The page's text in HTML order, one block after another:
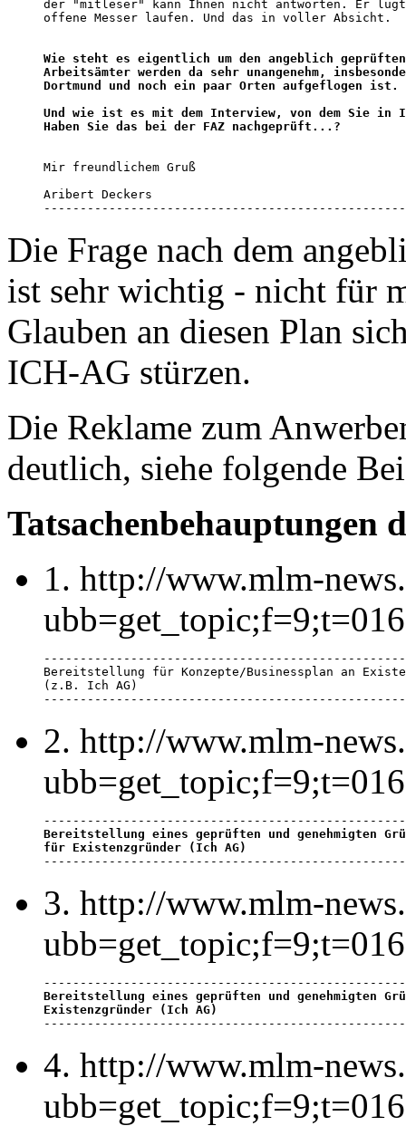
der "mitleser" kann Ihnen nicht antworten. Er
offene Messer laufen. Und das in voller Absicht.
Wie steht es eigentlich um den angeblich
Arbeitsämter werden da sehr unangenehm,
Dortmund und noch ein paar Orten aufgeflogen ist.
Und wie ist es mit dem Interview, von dem Sie in
Haben Sie das bei der FAZ nachgeprüft...?
Mir freundlichem Gruß
Aribert Deckers
Die Frage nach dem
ist sehr wichtig - nicht für
Glauben an diesen Plan
ICH-AG stürzen.
Die Reklame zum
deutlich, siehe folgende
Tatsachenbehauptungen
1. http://www.mlm-
Bereitstellung für Konzepte/Businessplan an
(z.B. Ich AG)
2. http://www.mlm-
Bereitstellung eines geprüften und genehmigten
für Existenzgründer (Ich AG)
3. http://www.mlm-
Bereitstellung eines geprüften und genehmigten
Existenzgründer (Ich AG)
4. http://www.mlm-